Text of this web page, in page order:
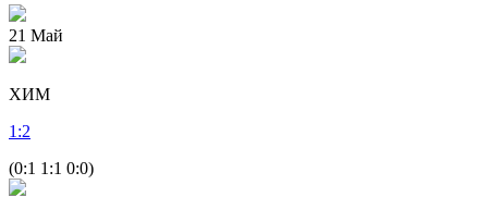
21 Май
ХИМ
1 :2
(0:1 1:1 0:0)